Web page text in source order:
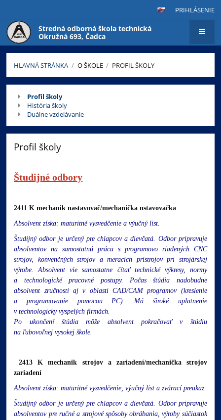
PRIHLÁSENIE
Stredná odborná škola technická
Okružná 693, Čadca
HLAVNÁ STRÁNKA / O ŠKOLE / PROFIL ŠKOLY
Profil
školyProfil školy
História školy
Duálne vzdelávanie
Profil školy
Študijné odbory
2411 K mechanik nastavovač/mechanička nstavovačka
Absolvent získa: maturitné vysvedčenie a výučný list.
Študijný odbor je určený pre chlapcov a dievčatá. Odbor pripravuje
absolventov na samostatnú prácu s programovo riadených CNC
strojov, konvenčných strojov a meracích prístrojov pri strojárskej
výrobe. Absolvent vie samostatne čítať technické výkresy, normy
a technologické pracovné postupy. Počas štúdia nadobudne
absolvent zručnosti aj v oblasti CAD/CAM programov (kreslenie
a programovanie pomocou PC). Má široké uplatnenie
v technologicky vyspelých firmách.
Po ukončení štúdia môže absolvent pokračovať v štúdiu
na ľubovoľnej vysokej škole.
2413 K mechanik strojov a zariadení/mechanička strojov
zariadení
Absolvent získa: maturitné vysvedčenie, výučný list a zvárací preukaz.
Študijný odbor je určený pre chlapcov a dievčatá. Odbor pripravuje
absolventov pre ručné a strojové spôsoby obrábania, výroby súčiastok